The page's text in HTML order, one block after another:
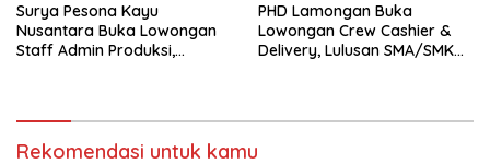
Surya Pesona Kayu
Nusantara Buka Lowongan
Staff Admin Produksi,
PHD Lamongan Buka
Lowongan Crew Cashier &
Delivery, Lulusan SMA/SMK
Rekomendasi untuk kamu